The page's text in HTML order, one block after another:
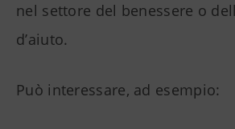
nel settore del benessere o
d’aiuto.
Può interessare, ad esempio: